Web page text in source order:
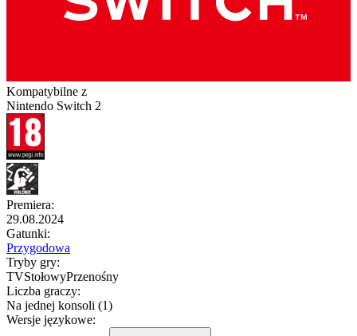
Kompatybilne z
Nintendo Switch 2
Premiera:
29.08.2024
Gatunki:
Przygodowa
Tryby gry:
TVStołowyPrzenośny
Liczba graczy:
Na jednej konsoli (1)
Wersje językowe: